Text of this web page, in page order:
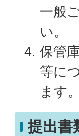
一般
い。
保管
等に
ます。
提出書